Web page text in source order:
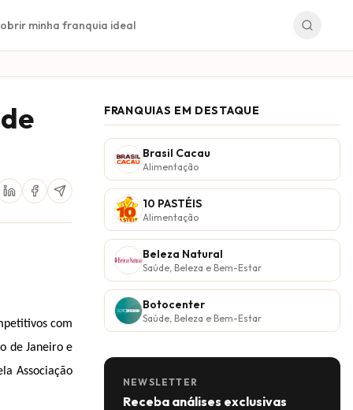
minha franquia ideal
com
de Janeiro e
Associação
FRANQUIAS EM DESTAQUE
Brasil Cacau
Alimentação
10 PASTÉIS
Alimentação
Beleza Natural
Saúde, Beleza e Bem-Estar
Botocenter
Saúde, Beleza e Bem-Estar
NEWSLETTER
Receba análises exclusivas